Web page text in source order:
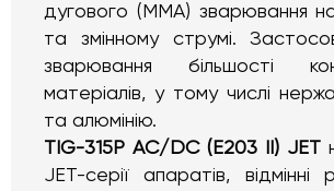
дугового (MMA) зварювання
та змінному струмі.
зварювання більшості
матеріалів, у тому числі
та алюмінію.
TIG-315P AC/DC (E203 II) JET
JET-серії апаратів,